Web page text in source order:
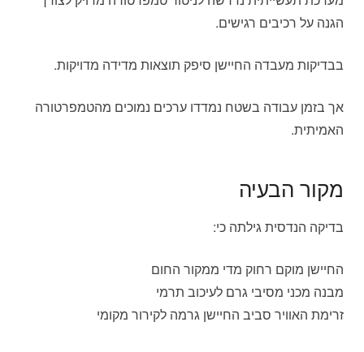
הגנה על רכיבים רגישים.
בבדיקות מעבדה החיישן סיפק תוצאות מדידה מדויקות.
אך בזמן עבודה בשטח נמדדו ערכים נמוכים מהטמפרטורה
האמיתית.
מקור הבעיה
בדיקה הנדסית גילתה כי:
החיישן מוקם רחוק מדי ממקור החום
מבנה מכני מסיבי גרם לעיכוב תרמי
זרימת האוויר סביב החיישן גרמה לקירור מקומי